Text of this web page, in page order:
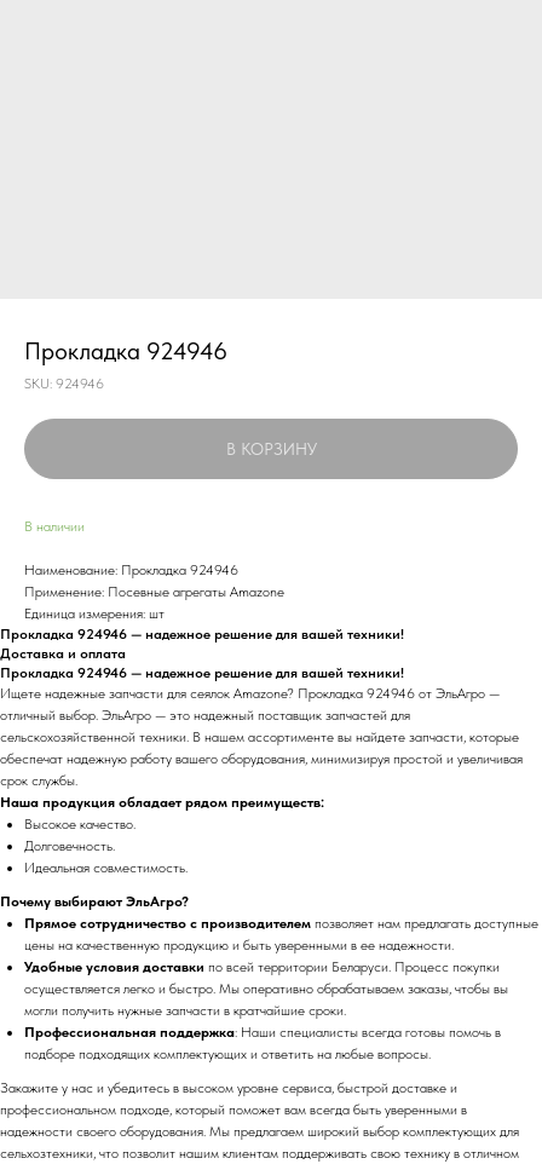
Прокладка 924946
SKU: 924946
В КОРЗИНУ
В наличии
Наименование: Прокладка 924946
Применение: Посевные агрегаты Amazone
Единица измерения: шт
Прокладка 924946 — надежное решение для вашей техники!
Доставка и оплата
Прокладка 924946 — надежное решение для вашей техники!
Ищете надежные запчасти для сеялок Amazone? Прокладка 924946 от ЭльАгро —
отличный выбор. ЭльАгро — это надежный поставщик запчастей для
сельскохозяйственной техники. В нашем ассортименте вы найдете запчасти, которые
обеспечат надежную работу вашего оборудования, минимизируя простой и увеличивая
срок службы.
Наша продукция обладает рядом преимуществ:
Высокое качество.
Долговечность.
Идеальная совместимость.
Почему выбирают ЭльАгро?
Прямое сотрудничество с производителем позволяет нам предлагать доступные
цены на качественную продукцию и быть уверенными в ее надежности.
Удобные условия доставки по всей территории Беларуси. Процесс покупки
осуществляется легко и быстро. Мы оперативно обрабатываем заказы, чтобы вы
могли получить нужные запчасти в кратчайшие сроки.
Профессиональная поддержка: Наши специалисты всегда готовы помочь в
подборе подходящих комплектующих и ответить на любые вопросы.
Закажите у нас и убедитесь в высоком уровне сервиса, быстрой доставке и
профессиональном подходе, который поможет вам всегда быть уверенными в
надежности своего оборудования. Мы предлагаем широкий выбор комплектующих для
сельхозтехники, что позволит нашим клиентам поддерживать свою технику в отличном